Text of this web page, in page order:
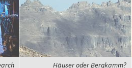
Häuser oder Bergkamm?